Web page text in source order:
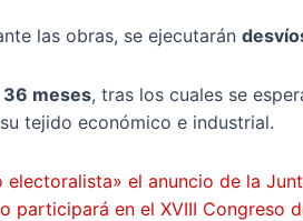
las obras, se ejecutarán
36 meses, tras los cuales se
tejido económico e industrial.
electoralista» el anuncio de la
participará en el XVIII Congreso